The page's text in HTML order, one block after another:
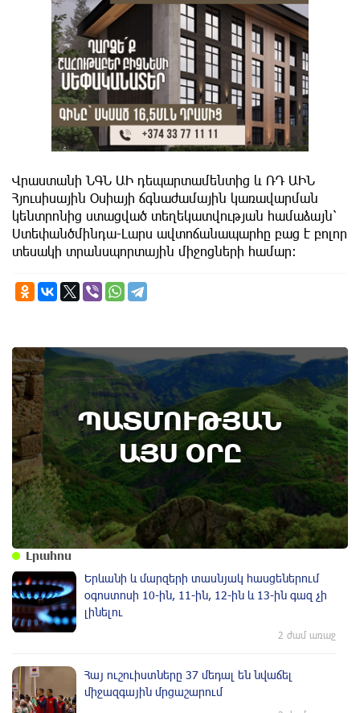
Վրաստանի ՆԳՆ ԱԻ դեպարտամենտից և ՌԴ ԱԻՆ
Հյուսիսային Օսիայի ճգնաժամային կառավարման
կենտրոնից ստացված տեղեկատվության համաձայն՝
Ստեփանծմինդա-Լարս ավտոճանապարհը բաց է բոլոր
տեսակի տրանսպորտային միջոցների համար։
ՊԱՏՄՈՒԹՅԱՆ
ԱՅՍ ՕՐԸ
8th of August
Բոյակի ճակատամարտի օր. պատմության
այս օրը (7 օգոստոս)
Լրահոս
Երևանի և մարզերի տասնյակ հասցեներում
օգոստոսի 10-ին, 11-ին, 12-ին և 13-ին գազ չի
լինելու
2 ժամ առաջ
Հայ ուշուիստները 37 մեդալ են նվաճել
միջազգային մրցաշարում